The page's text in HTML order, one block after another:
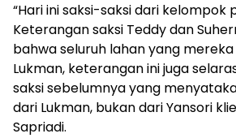
“Hari ini saksi-saksi dari kelompok
Keterangan saksi Teddy dan
bahwa seluruh lahan yang
Lukman, keterangan ini juga
saksi sebelumnya yang
dari Lukman, bukan dari Yansori
Sapriadi.